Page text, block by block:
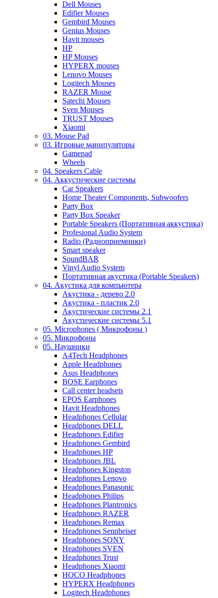
Dell Mouses
Edifier Mouses
Gembird Mouses
Genius Mouses
Havit mouses
HP
HP Mouses
HYPERX mouses
Lenovo Mouses
Logitech Mouses
RAZER Mouse
Satechi Mouses
Sven Mouses
TRUST Mouses
Xiaomi
03. Mouse Pad
03. Игровые манипуляторы
Gamepad
Wheels
04. Speakers Cable
04. Аккустические системы
Car Speakers
Home Theater Components, Subwoofers
Party Box
Party Box Speaker
Portable Speakers (Портативная аккустика)
Profesional Audio System
Radio (Радиоприемники)
Smart speaker
SoundBAR
Vinyl Audio System
Портативная акустика (Portable Speakers)
04. Акустика для компьютера
Акустика - дерево 2.0
Акустика - пластик 2.0
Акустические системы 2.1
Акустические системы 5.1
05. Microphones ( Микрофоны )
05. Микрофоны
05. Наушники
A4Tech Headphones
Apple Headphones
Asus Headphones
BOSE Earphones
Call center headsets
EPOS Earphones
Havit Headphones
Headphones Cellular
Headphones DELL
Headphones Edifier
Headphones Gembird
Headphones HP
Headphones JBL
Headphones Kingston
Headphones Lenovo
Headphones Panasonic
Headphones Philips
Headphones Plantronics
Headphones RAZER
Headphones Remax
Headphones Sennheiser
Headphones SONY
Headphones SVEN
Headphones Trust
Headphones Xiaomi
HOCO Headphones
HYPERX Headphones
Logitech Headphones